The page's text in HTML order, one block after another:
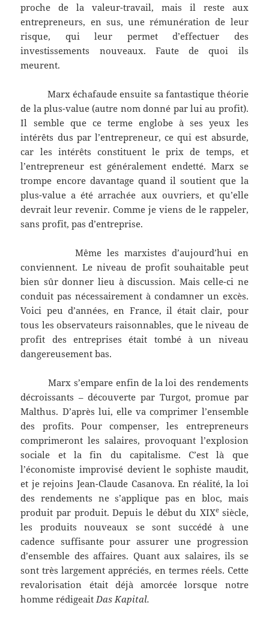
proche de la valeur-travail, mais il reste aux
entrepreneurs, en sus, une rémunération de leur
risque, qui leur permet d’effectuer des
investissements nouveaux. Faute de quoi ils
meurent.
Marx échafaude ensuite sa fantastique théorie
de la plus-value (autre nom donné par lui au profit).
Il semble que ce terme englobe à ses yeux les
intérêts dus par l’entrepreneur, ce qui est absurde,
car les intérêts constituent le prix de temps, et
l’entrepreneur est généralement endetté. Marx se
trompe encore davantage quand il soutient que la
plus-value a été arrachée aux ouvriers, et qu’elle
devrait leur revenir. Comme je viens de le rappeler,
sans profit, pas d’entreprise.
Même les marxistes d’aujourd’hui en
conviennent. Le niveau de profit souhaitable peut
bien sûr donner lieu à discussion. Mais celle-ci ne
conduit pas nécessairement à condamner un excès.
Voici peu d’années, en France, il était clair, pour
tous les observateurs raisonnables, que le niveau de
profit des entreprises était tombé à un niveau
dangereusement bas.
Marx s’empare enfin de la loi des rendements
décroissants – découverte par Turgot, promue par
Malthus. D’après lui, elle va comprimer l’ensemble
des profits. Pour compenser, les entrepreneurs
comprimeront les salaires, provoquant l’explosion
sociale et la fin du capitalisme. C’est là que
l’économiste improvisé devient le sophiste maudit,
et je rejoins Jean-Claude Casanova. En réalité, la loi
des rendements ne s’applique pas en bloc, mais
produit par produit. Depuis le début du XIXe siècle,
les produits nouveaux se sont succédé à une
cadence suffisante pour assurer une progression
d’ensemble des affaires. Quant aux salaires, ils se
sont très largement appréciés, en termes réels. Cette
revalorisation était déjà amorcée lorsque notre
homme rédigeaitDas Kapital.